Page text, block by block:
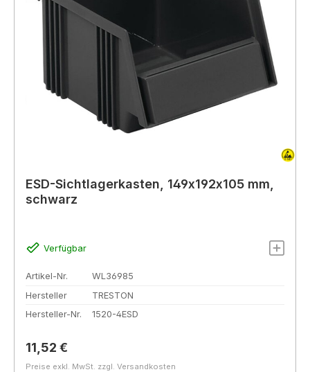
ESD-Sichtlagerkasten, 149x192x105 mm,
schwarz
Verfügbar
Artikel-Nr.
WL36985
Hersteller
TRESTON
Hersteller-Nr.
1520-4ESD
Regulärer Preis:
11,52 €
Preise exkl. MwSt. zzgl. Versandkosten